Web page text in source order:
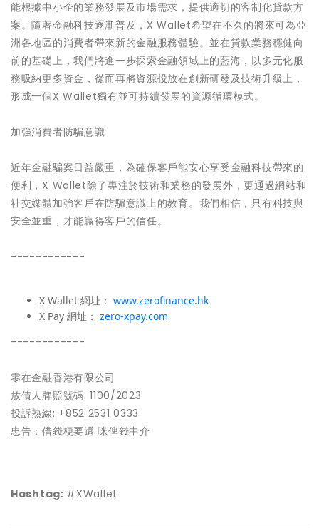
能根據中小企的業務發展及市場需求，提供適切的客制化貸款方
案。隨著金融科技逐漸普及，X Wallet希望在不久的將來可為亞
洲各地區的消費者帶來新的金融服務體驗。並在貸款業務穩健向
前的基礎上，我們將進一步探索金融領域上的藍海，以多元化服
務吸納更多資金，從而再將資源投放在創新研發及技術升級上，
形成一個X Wallet獨有並可持續發展的資源循環模式。
加強消費者防騙意識
近年金融騙案日益嚴重，為確保客戶能安心享受金融科技帶來的
便利，X Wallet除了專注於技術和業務的發展外，更通過網站和
社交媒體加強客戶在防騙意識上的教育。我們相信，只有科技與
安全並重，才能贏得客戶的信任。
------------
X Wallet 網址： www.zerofinance.hk
X Pay 網址： zero-xpay.com
------------
零在金融香港有限公司
放債人牌照號碼: 1100/2023
投訴熱線: +852 2531 0333
忠告：借錢梗要還 咪俾錢中介
Hashtag: #XWallet